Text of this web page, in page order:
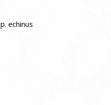
echinus